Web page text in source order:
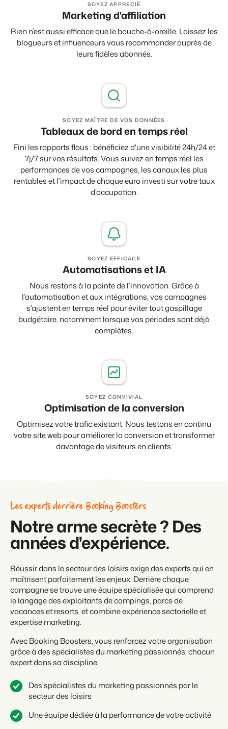
SOYEZ APPRÉCIÉ
Marketing d'affiliation
Rien n’est aussi efficace que le bouche-à-oreille. Laissez les
blogueurs et influenceurs vous recommander auprès de
leurs fidèles abonnés.
SOYEZ MAÎTRE DE VOS DONNÉES
Tableaux de bord en temps réel
Fini les rapports flous : bénéficiez d'une visibilité 24h/24 et
7j/7 sur vos résultats. Vous suivez en temps réel les
performances de vos campagnes, les canaux les plus
rentables et l’impact de chaque euro investi sur votre taux
d’occupation.
SOYEZ EFFICACE
Automatisations et IA
Nous restons à la pointe de l’innovation. Grâce à
l’automatisation et aux intégrations, vos campagnes
s’ajustent en temps réel pour éviter tout gaspillage
budgétaire, notamment lorsque vos périodes sont déjà
complètes.
SOYEZ CONVIVIAL
Optimisation de la conversion
Optimisez votre trafic existant. Nous testons en continu
votre site web pour améliorer la conversion et transformer
davantage de visiteurs en clients.
Les experts derrière Booking Boosters
Notre arme secrète ? Des
années d'expérience.
Réussir dans le secteur des loisirs exige des experts qui en
maîtrisent parfaitement les enjeux. Derrière chaque
campagne se trouve une équipe spécialisée qui comprend
le langage des exploitants de campings, parcs de
vacances et resorts, et combine expérience sectorielle et
expertise marketing.
Avec Booking Boosters, vous renforcez votre organisation
grâce à des spécialistes du marketing passionnés, chacun
expert dans sa discipline.
Des spécialistes du marketing passionnés par le
secteur des loisirs
Une équipe dédiée à la performance de votre activité